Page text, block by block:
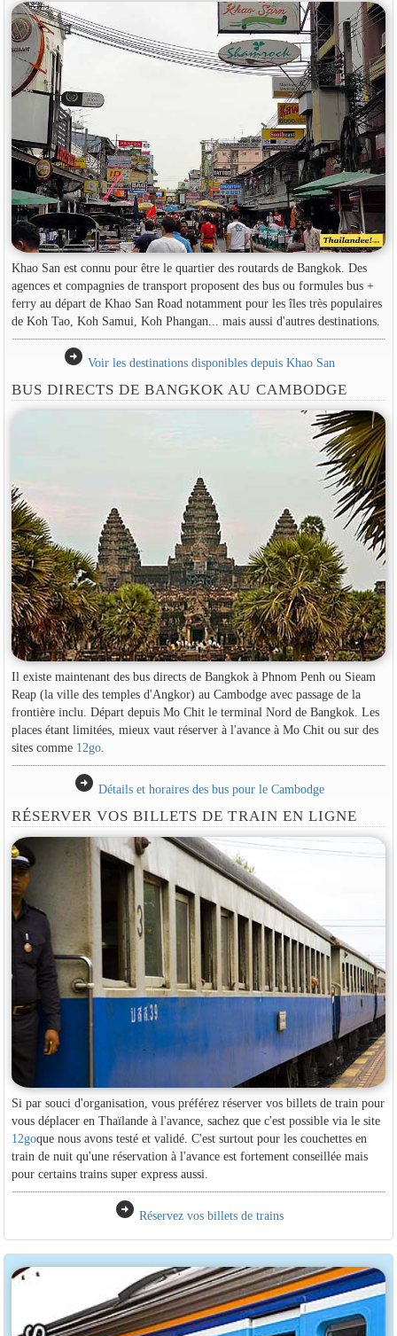
Khao San est connu pour être le quartier des routards de Bangkok. Des
agences et compagnies de transport proposent des bus ou formules bus +
ferry au départ de Khao San Road notamment pour les îles très populaires
de Koh Tao, Koh Samui, Koh Phangan... mais aussi d'autres destinations.
arrow_circle_right Voir les destinations disponibles depuis Khao San
BUS DIRECTS DE BANGKOK AU CAMBODGE
Il existe maintenant des bus directs de Bangkok à Phnom Penh ou Sieam
Reap (la ville des temples d'Angkor) au Cambodge avec passage de la
frontière inclu. Départ depuis Mo Chit le terminal Nord de Bangkok. Les
places étant limitées, mieux vaut réserver à l'avance à Mo Chit ou sur des
sites comme 12go.
arrow_circle_right Détails et horaires des bus pour le Cambodge
RÉSERVER VOS BILLETS DE TRAIN EN LIGNE
Si par souci d'organisation, vous préférez réserver vos billets de train pour
vous déplacer en Thaïlande à l'avance, sachez que c'est possible via le site
12goque nous avons testé et validé. C'est surtout pour les couchettes en
train de nuit qu'une réservation à l'avance est fortement conseillée mais
pour certains trains super express aussi.
arrow_circle_right Réservez vos billets de trains